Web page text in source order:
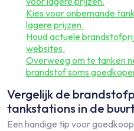
Kies voor onbemande
lagere prijzen.
Houd actuele
websites.
Overweeg om te tanken
brandstof soms
Vergelijk de
tankstations in de
Een handige tip voor